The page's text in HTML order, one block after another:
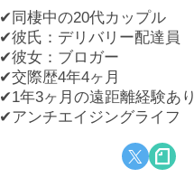
✔︎同棲中の20代カップル
✔︎彼氏：デリバリー配達員
✔︎彼女：ブロガー
✔︎交際歴4年4ヶ月
✔︎1年3ヶ月の遠距離経験あり
✔︎アンチエイジングライフ